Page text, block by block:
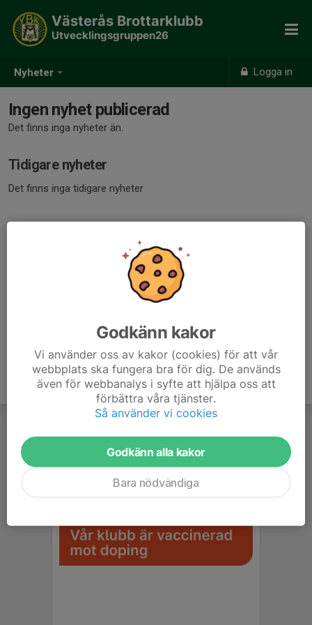
Nyheter Logga in
Västerås Brottarklubb
Utvecklingsgruppen26
Ingen nyhet publicerad
Det finns inga nyheter än.
Tidigare nyheter
Det finns inga tidigare nyheter
Godkänn kakor
Vi använder oss av kakor (cookies) för att vår
webbplats ska fungera bra för dig. De används
även för webbanalys i syfte att hjälpa oss att
förbättra våra tjänster.
Så använder vi cookies
Godkänn alla kakor
Bara nödvändiga